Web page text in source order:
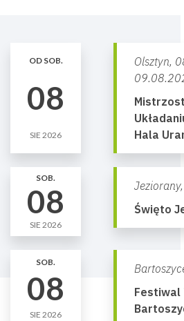
OD SOB.
08
SIE 2026
Olsztyn,
Hala
SOB.
08
SIE 2026
Jeziorany,
Święto
SOB.
08
SIE 2026
Festiwal